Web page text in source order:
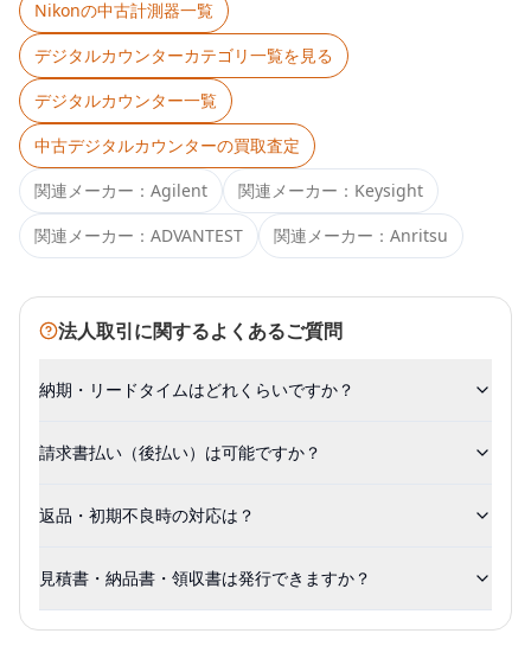
Nikonの中古計測器一覧
デジタルカウンターカテゴリ一覧を見る
デジタルカウンター一覧
中古デジタルカウンターの買取査定
関連メーカー： Agilent 関連メーカー： Keysight
関連メーカー： ADVANTEST 関連メーカー： Anritsu
法人取引に関するよくあるご質問
納期・リードタイムはどれくらいですか？
請求書払い（後払い）は可能ですか？
返品・初期不良時の対応は？
見積書・納品書・領収書は発行できますか？